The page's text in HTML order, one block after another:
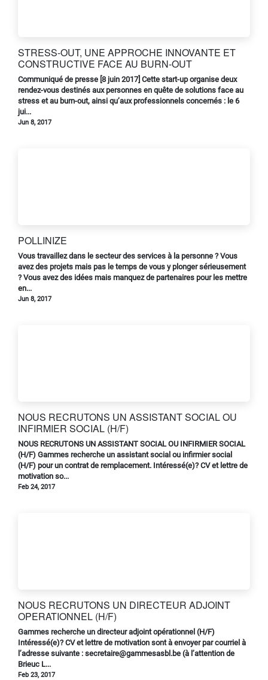
STRESS-OUT, UNE APPROCHE INNOVANTE ET
CONSTRUCTIVE FACE AU BURN-OUT
Communiqué de presse [8 juin 2017] Cette start-up organise deux
rendez-vous destinés aux personnes en quête de solutions face au
stress et au burn-out, ainsi qu’aux professionnels concernés : le 6
jui...
Jun 8, 2017
POLLINIZE
Vous travaillez dans le secteur des services à la personne ? Vous
avez des projets mais pas le temps de vous y plonger sérieusement
? Vous avez des idées mais manquez de partenaires pour les mettre
en...
Jun 8, 2017
NOUS RECRUTONS UN ASSISTANT SOCIAL OU
INFIRMIER SOCIAL (H/F)
NOUS RECRUTONS UN ASSISTANT SOCIAL OU INFIRMIER SOCIAL
(H/F) Gammes recherche un assistant social ou infirmier social
(H/F) pour un contrat de remplacement. Intéressé(e)? CV et lettre de
motivation so...
Feb 24, 2017
NOUS RECRUTONS UN DIRECTEUR ADJOINT
OPERATIONNEL (H/F)
Gammes recherche un directeur adjoint opérationnel (H/F)
Intéressé(e)? CV et lettre de motivation sont à envoyer par courriel à
l’adresse suivante : secretaire@gammesasbl.be (à l’attention de
Brieuc L...
Feb 23, 2017